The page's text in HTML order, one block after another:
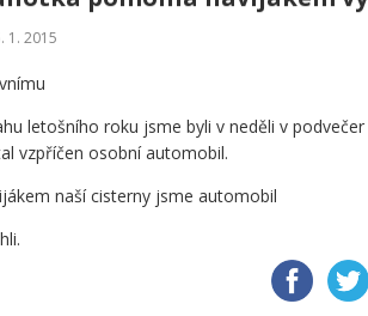
1. 2015
letošního roku jsme byli v neděli v
vzpříčen osobní automobil.
naší cisterny jsme automobil